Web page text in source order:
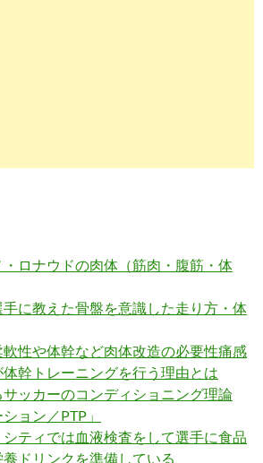
ロナウドの肉体（筋肉・腹筋・体
に教えた骨盤を意識した走り方・体
性や体幹など肉体改造の必要性痛感
幹トレーニングを行う理由とは
ッカーのコンディショニング理論
ョン／PTP」
ティでは血液検査をして選手に食品
ドリンクを準備している